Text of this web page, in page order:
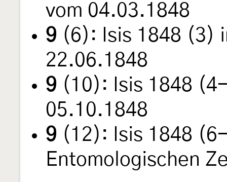
vom 04.03.1848
9 (6): Isis 1848 (3)
22.06.1848
9 (10): Isis 1848
05.10.1848
9 (12): Isis 1848
Entomologischen